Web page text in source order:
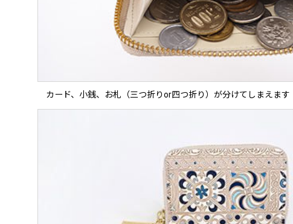
カード、小銭、お札（三つ折りor四つ折り）が分けてしまえます